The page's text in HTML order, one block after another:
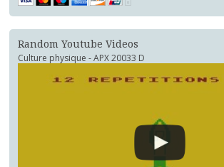
Random Youtube Videos
Culture physique - APX 20033 D